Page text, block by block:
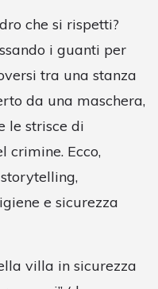
che si rispetti?
i guanti per
tra una stanza
da una maschera,
le strisce di
crimine. Ecco,
e sicurezza
villa in sicurezza